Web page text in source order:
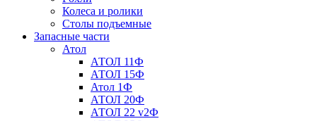
Колеса и ролики
Столы подъемные
Запасные части
Атол
АТОЛ 11Ф
АТОЛ 15Ф
Атол 1Ф
АТОЛ 20Ф
АТОЛ 22 v2Ф